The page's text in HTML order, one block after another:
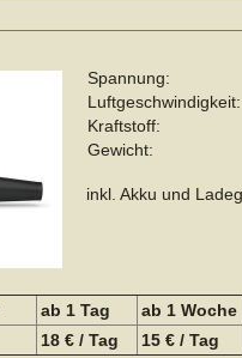
Spannung:
Luftgeschwindigkeit:
Kraftstoff:
Gewicht:
inkl. Akku und
ab 1 Tag ab 1 Woche
18 € / Tag 15 € / Tag